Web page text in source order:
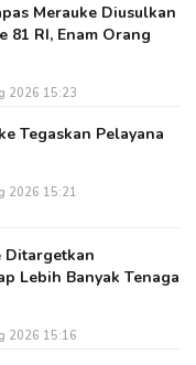
Merauke Diusulkan
81 RI, Enam Orang
2026 15:23
Tegaskan Pelayana
2026 15:21
Ditargetkan
Lebih Banyak Tenaga
2026 15:16